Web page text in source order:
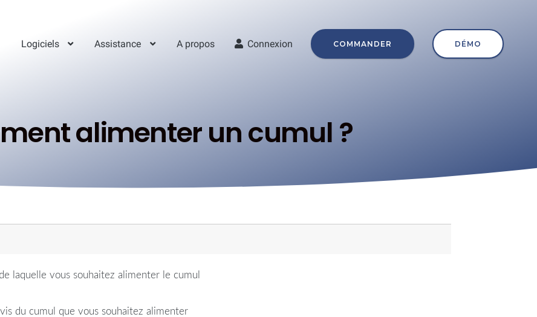
Logiciels Assistance A propos Connexion COMMANDER DÉMO
alimenter un cumul ?
laquelle vous souhaitez alimenter le cumul
du cumul que vous souhaitez alimenter